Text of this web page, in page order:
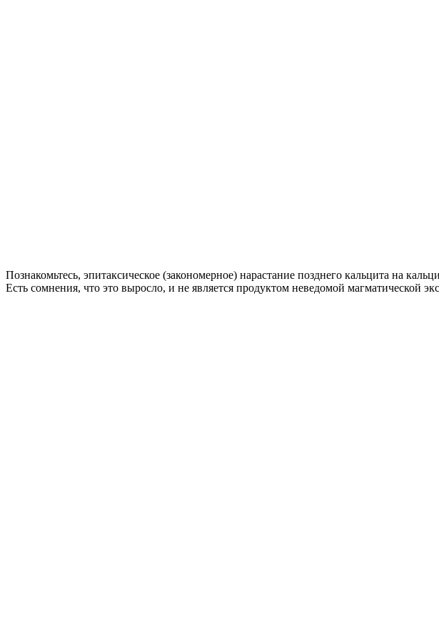
Познакомьтесь, эпитаксическое (закономерное) нарастание позднего кальцита на
Есть сомнения, что это выросло, и не является продуктом неведомой магматической